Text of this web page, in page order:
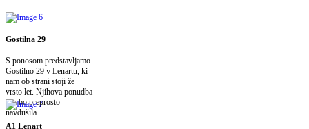
Gostilna 29
S ponosom predstavljamo
Gostilno 29 v Lenartu, ki
nam ob strani stoji že
vrsto let. Njihova ponudba
vas bo preprosto
navdušila.
A1 Lenart